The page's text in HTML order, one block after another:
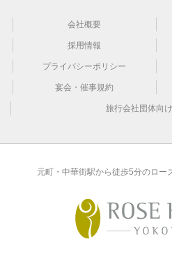
会社概要
採用情報
プライバシーポリシー
宴会・催事規約
旅行会社団体向
元町・中華街駅から徒歩5分のロー